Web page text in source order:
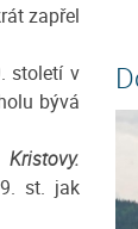
zapřel
století v
bývá
st. jak